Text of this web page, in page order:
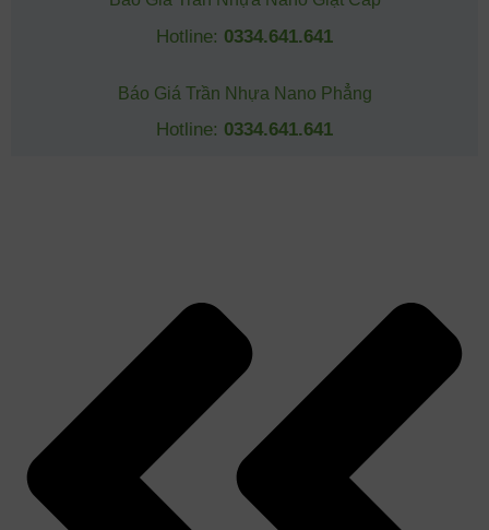
Hotline: 0334.641.641
Báo Giá Trần Nhựa Nano Phẳng
Hotline: 0334.641.641